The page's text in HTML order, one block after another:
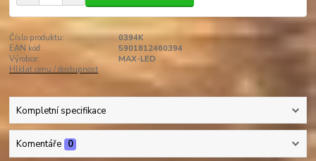
Číslo produktu:
0394K
EAN kód:
5901812460394
Výrobce:
MAX-LED
Hlídat cenu / dostupnost
Kompletní specifikace
Komentáře 0